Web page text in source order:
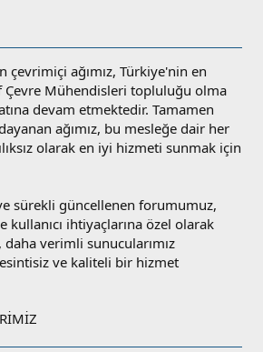
çevrimiçi ağımız, Türkiye'nin en
Çevre Mühendisleri topluluğu olma
devam etmektedir. Tamamen
ağımız, bu mesleğe dair her
olarak en iyi hizmeti sunmak için
sürekli güncellenen forumumuz,
kullanıcı ihtiyaçlarına özel olarak
verimli sunucularımız
ve kaliteli bir hizmet